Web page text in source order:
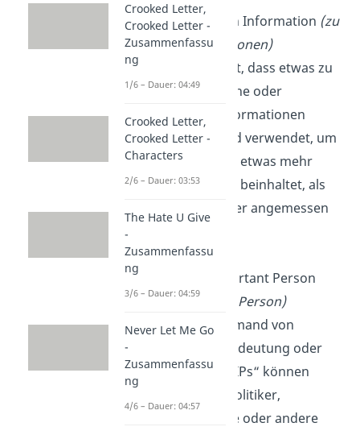
TMI : Too Much Information (zu
viele Informationen)
„TMI“ bedeutet, dass etwas zu
viele persönliche oder
detaillierte Informationen
enthält. Es wird verwendet, um
zu sagen, dass etwas mehr
Informationen beinhaltet, als
gewünscht oder angemessen
: Very Important Person
(sehr wichtige Person)
Ein „VIP“ ist jemand von
besonderer Bedeutung oder
Prominenz. „VIPs“ können
Prominente, Politiker,
Geschäftsleute oder andere
Crooked Letter,
Crooked Letter -
Zusammenfassu
ng
1/6 – Dauer: 04:49
Crooked Letter,
Crooked Letter -
Characters
2/6 – Dauer: 03:53
The Hate U Give
-
Zusammenfassu
ng
3/6 – Dauer: 04:59
Never Let Me Go
-
Zusammenfassu
ng
4/6 – Dauer: 04:57